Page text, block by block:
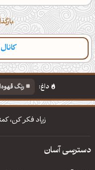
دسته‌بندی مطالب تازه
داغ: رنگ
دانلود والپیپر
زیاد فکر کن،
دسترسی آسان